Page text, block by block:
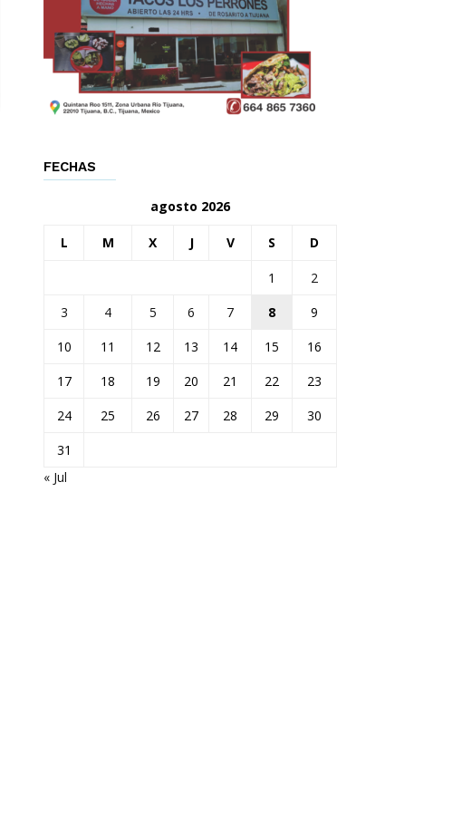
FECHAS
agosto 2026
L M X J V S D
1
2
3
4 5 6 7 8
9
10
11 12 13 14 15
16
17
18 19 20 21 22
23
24
25 26 27 28 29
30
31
« Jul